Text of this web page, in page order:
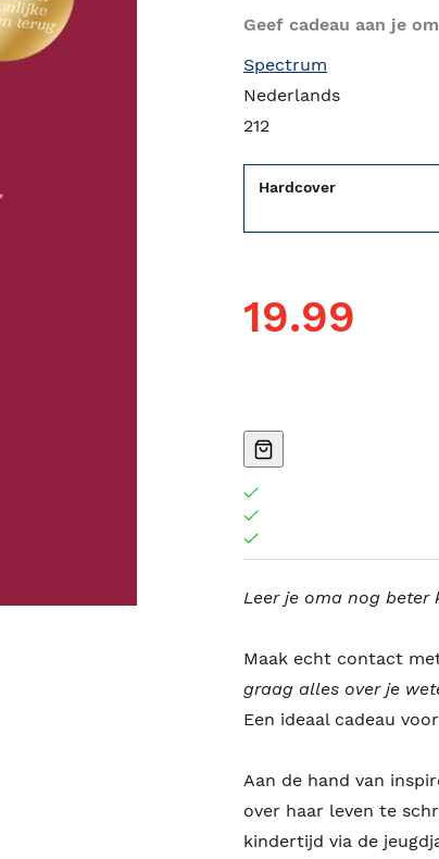
Geef cadeau aan je
Spectrum
Nederlands
212
Hardcover
19.99
Leer je oma nog beter
Maak echt contact
graag alles over je
Een ideaal cadeau
Aan de hand van
over haar leven te
kindertijd via de